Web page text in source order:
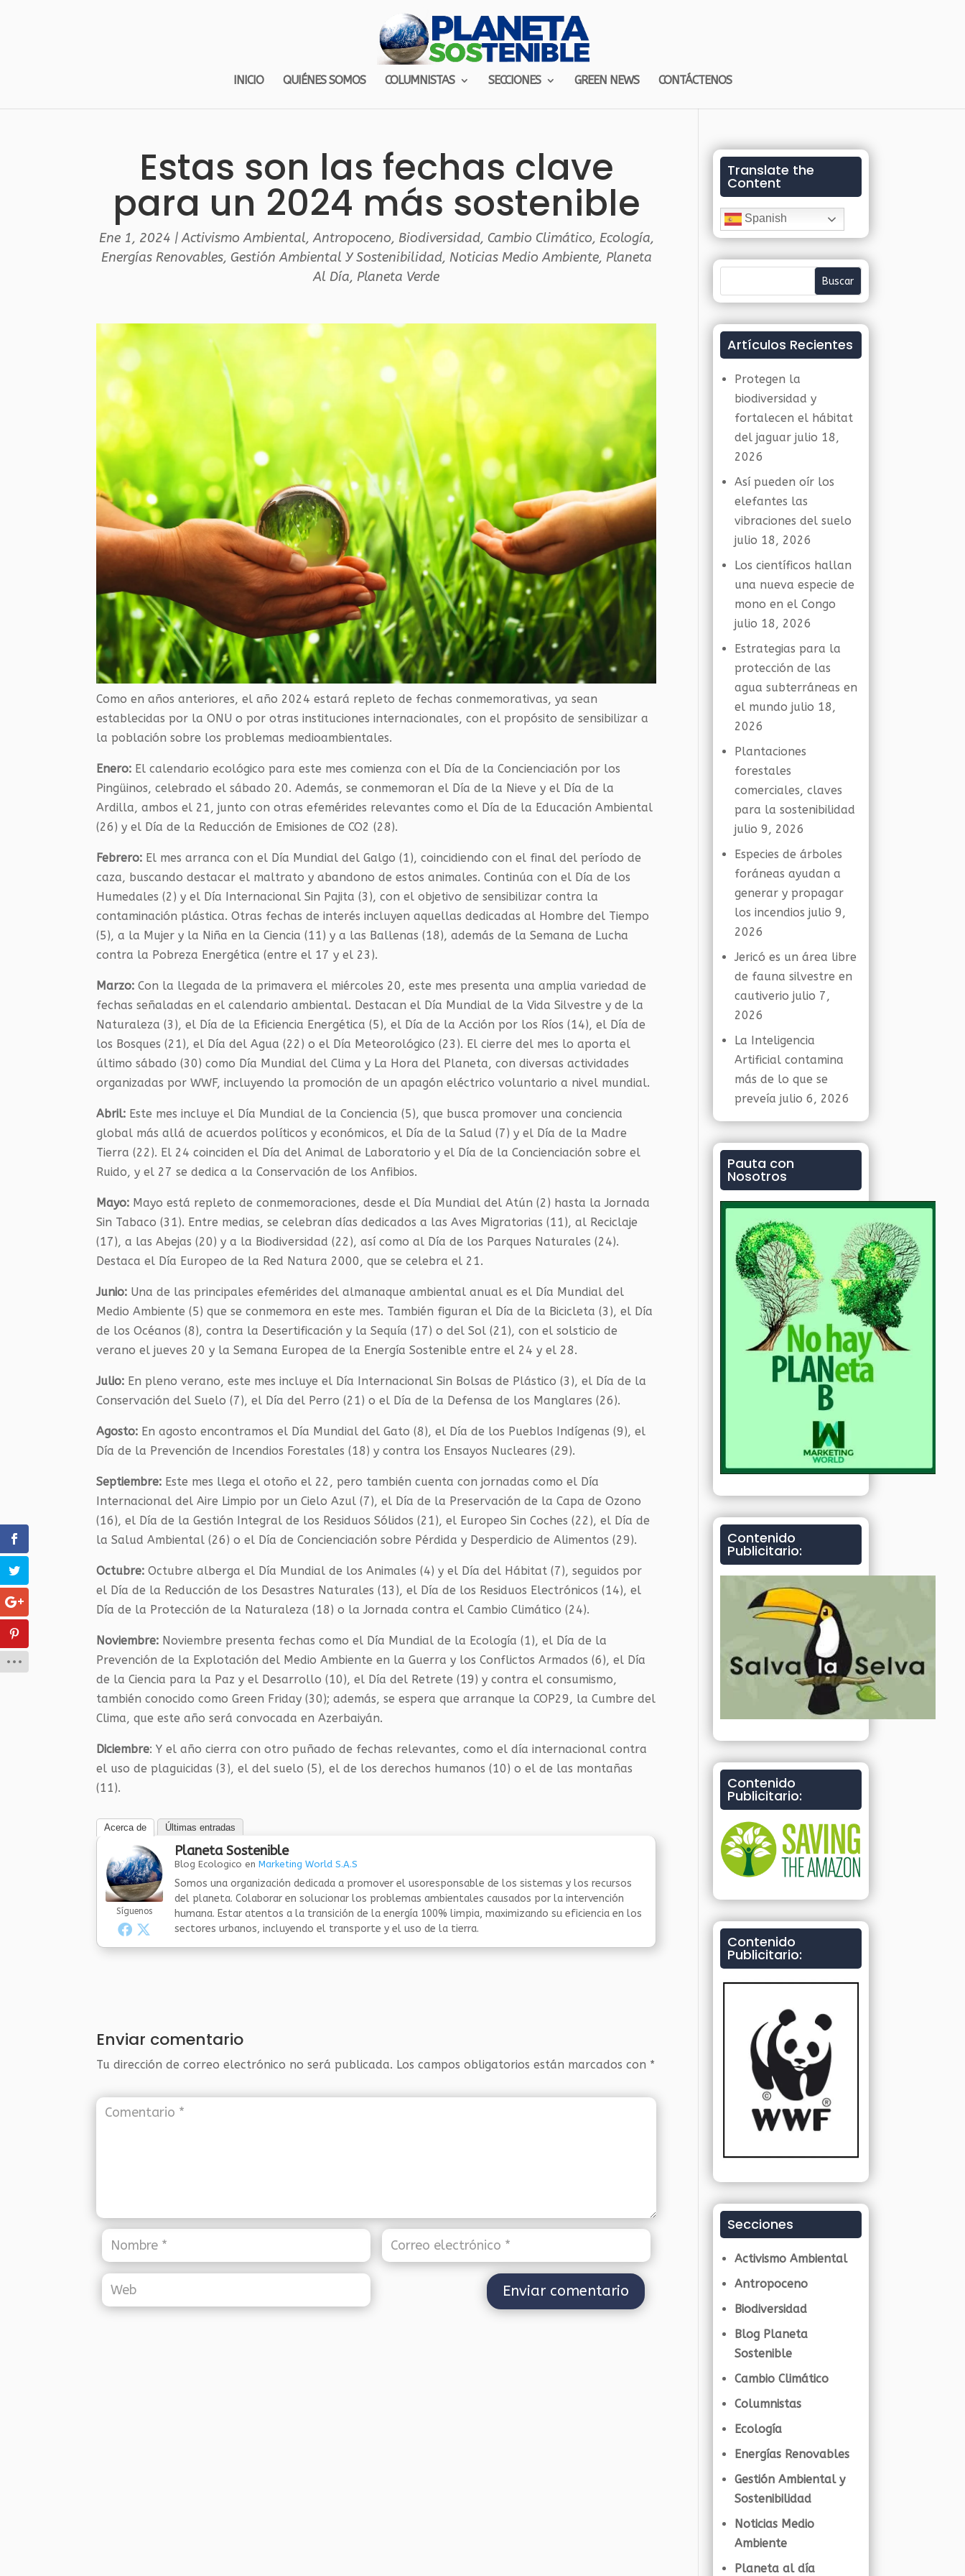
INICIO QUIÉNES SOMOS COLUMNISTAS SECCIONES GREEN NEWS CONTÁCTENOS
Estas son las fechas clave
para un 2024 más sostenible
Ene 1, 2024 |Activismo Ambiental,Antropoceno, Biodiversidad, Cambio Climático, Ecología,
Energías Renovables, Gestión Ambiental Y Sostenibilidad, Noticias Medio Ambiente, Planeta
Al Día,Planeta Verde
Como en años anteriores, el año 2024 estará repleto de fechas conmemorativas, ya sean
establecidas por la ONU o por otras instituciones internacionales, con el propósito de sensibilizar a
la población sobre los problemas medioambientales.
Enero: El calendario ecológico para este mes comienza con el Día de la Concienciación por los
Pingüinos, celebrado el sábado 20. Además, se conmemoran el Día de la Nieve y el Día de la
Ardilla, ambos el 21, junto con otras efemérides relevantes como el Día de la Educación Ambiental
(26) y el Día de la Reducción de Emisiones de CO2 (28).
Febrero: El mes arranca con el Día Mundial del Galgo (1), coincidiendo con el final del período de
caza, buscando destacar el maltrato y abandono de estos animales. Continúa con el Día de los
Humedales (2) y el Día Internacional Sin Pajita (3), con el objetivo de sensibilizar contra la
contaminación plástica. Otras fechas de interés incluyen aquellas dedicadas al Hombre del Tiempo
(5), a la Mujer y la Niña en la Ciencia (11) y a las Ballenas (18), además de la Semana de Lucha
contra la Pobreza Energética (entre el 17 y el 23).
Marzo: Con la llegada de la primavera el miércoles 20, este mes presenta una amplia variedad de
fechas señaladas en el calendario ambiental. Destacan el Día Mundial de la Vida Silvestre y de la
Naturaleza (3), el Día de la Eficiencia Energética (5), el Día de la Acción por los Ríos (14), el Día de
los Bosques (21), el Día del Agua (22) o el Día Meteorológico (23). El cierre del mes lo aporta el
último sábado (30) como Día Mundial del Clima y La Hora del Planeta, con diversas actividades
organizadas por WWF, incluyendo la promoción de un apagón eléctrico voluntario a nivel mundial.
Abril: Este mes incluye el Día Mundial de la Conciencia (5), que busca promover una conciencia
global más allá de acuerdos políticos y económicos, el Día de la Salud (7) y el Día de la Madre
Tierra (22). El 24 coinciden el Día del Animal de Laboratorio y el Día de la Concienciación sobre el
Ruido, y el 27 se dedica a la Conservación de los Anfibios.
Mayo: Mayo está repleto de conmemoraciones, desde el Día Mundial del Atún (2) hasta la Jornada
Sin Tabaco (31). Entre medias, se celebran días dedicados a las Aves Migratorias (11), al Reciclaje
(17), a las Abejas (20) y a la Biodiversidad (22), así como al Día de los Parques Naturales (24).
Destaca el Día Europeo de la Red Natura 2000, que se celebra el 21.
Junio: Una de las principales efemérides del almanaque ambiental anual es el Día Mundial del
Medio Ambiente (5) que se conmemora en este mes. También figuran el Día de la Bicicleta (3), el Día
de los Océanos (8), contra la Desertificación y la Sequía (17) o del Sol (21), con el solsticio de
verano el jueves 20 y la Semana Europea de la Energía Sostenible entre el 24 y el 28.
Julio: En pleno verano, este mes incluye el Día Internacional Sin Bolsas de Plástico (3), el Día de la
Conservación del Suelo (7), el Día del Perro (21) o el Día de la Defensa de los Manglares (26).
Agosto: En agosto encontramos el Día Mundial del Gato (8), el Día de los Pueblos Indígenas (9), el
Día de la Prevención de Incendios Forestales (18) y contra los Ensayos Nucleares (29).
Septiembre: Este mes llega el otoño el 22, pero también cuenta con jornadas como el Día
Internacional del Aire Limpio por un Cielo Azul (7), el Día de la Preservación de la Capa de Ozono
(16), el Día de la Gestión Integral de los Residuos Sólidos (21), el Europeo Sin Coches (22), el Día de
la Salud Ambiental (26) o el Día de Concienciación sobre Pérdida y Desperdicio de Alimentos (29).
Octubre: Octubre alberga el Día Mundial de los Animales (4) y el Día del Hábitat (7), seguidos por
el Día de la Reducción de los Desastres Naturales (13), el Día de los Residuos Electrónicos (14), el
Día de la Protección de la Naturaleza (18) o la Jornada contra el Cambio Climático (24).
Noviembre: Noviembre presenta fechas como el Día Mundial de la Ecología (1), el Día de la
Prevención de la Explotación del Medio Ambiente en la Guerra y los Conflictos Armados (6), el Día
de la Ciencia para la Paz y el Desarrollo (10), el Día del Retrete (19) y contra el consumismo,
también conocido como Green Friday (30); además, se espera que arranque la COP29, la Cumbre del
Clima, que este año será convocada en Azerbaiyán.
Diciembre:Y el año cierra con otro puñado de fechas relevantes, como el día internacional contra
el uso de plaguicidas (3), el del suelo (5), el de los derechos humanos (10) o el de las montañas
(11).
Acerca de Últimas entradas
Síguenos
Planeta Sostenible
Blog Ecologico enMarketing World S.A.S
Somos una organización dedicada a promover el usoresponsable de los sistemas y los recursos
del planeta. Colaborar en solucionar los problemas ambientales causados por la intervención
humana. Estar atentos a la transición de la energía 100% limpia, maximizando su eficiencia en los
sectores urbanos, incluyendo el transporte y el uso de la tierra.
Enviar comentario
Tu dirección de correo electrónico no será publicada. Los campos obligatorios están marcados con *
Translate the
Content
Spanish
Artículos Recientes
Protegen la
biodiversidad y
fortalecen el hábitat
del jaguar julio 18,
2026
Así pueden oír los
elefantes las
vibraciones del suelo
julio 18, 2026
Los científicos hallan
una nueva especie de
mono en el Congo
julio 18, 2026
Estrategias para la
protección de las
agua subterráneas en
el mundo julio 18,
2026
Plantaciones
forestales
comerciales, claves
para la sostenibilidad
julio 9, 2026
Especies de árboles
foráneas ayudan a
generar y propagar
los incendios julio 9,
2026
Jericó es un área libre
de fauna silvestre en
cautiverio julio 7,
2026
La Inteligencia
Artificial contamina
más de lo que se
preveía julio 6, 2026
Pauta con
Nosotros
Contenido
Publicitario:
Contenido
Publicitario:
Contenido
Publicitario:
Secciones
Activismo Ambiental
Antropoceno
Biodiversidad
Blog Planeta
Sostenible
Cambio Climático
Columnistas
Ecología
Energías Renovables
Gestión Ambiental y
Sostenibilidad
Noticias Medio
Ambiente
Planeta al día